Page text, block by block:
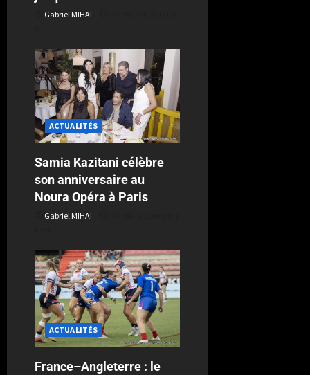
Gabriel MIHAI
ACTUALITÉS
Samia Kazitani célèbre
son anniversaire au
Noura Opéra à Paris
Gabriel MIHAI
ACTUALITÉS
France–Angleterre : le